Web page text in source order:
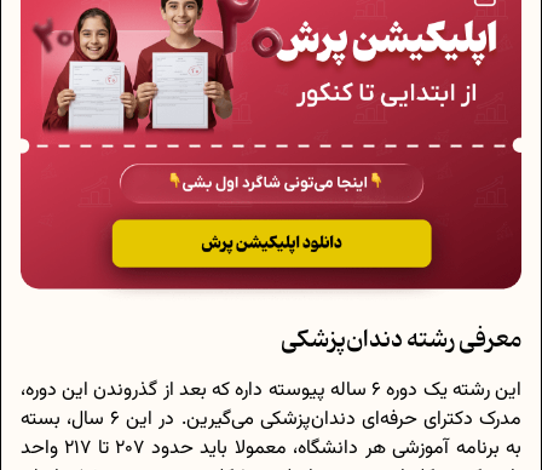
معرفی رشته دندان‌پزشکی
این رشته یک دوره‌ 6 ساله‌ پیوسته داره که بعد از گذروندن این دوره،
مدرک دکترای حرفه‌ای دندان‌پزشکی می‌گیرین. در این 6 سال، بسته
به برنامه‌ آموزشی هر دانشگاه، معمولا باید حدود 207 تا 217 واحد